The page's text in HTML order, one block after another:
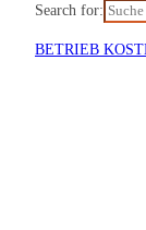
Search for:
BETRIEB